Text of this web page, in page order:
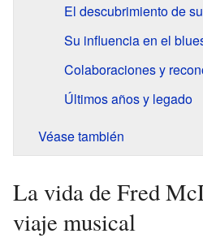
El descubrimiento de
Su influencia en el
Colaboraciones y
Últimos años y legado
Véase también
La vida de Fred
viaje musical